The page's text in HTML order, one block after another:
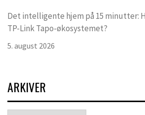
Det intelligente hjem på 15 minutter:
TP-Link Tapo-økosystemet?
5. august 2026
ARKIVER